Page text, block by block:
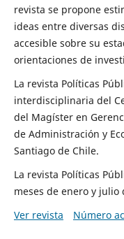
revista se propone
ideas entre diversas
accesible sobre su
orientaciones de
La revista Políticas
interdisciplinaria del
del Magíster en
de Administración y
Santiago de Chile.
La revista Políticas
meses de enero y julio
Ver revista
Número